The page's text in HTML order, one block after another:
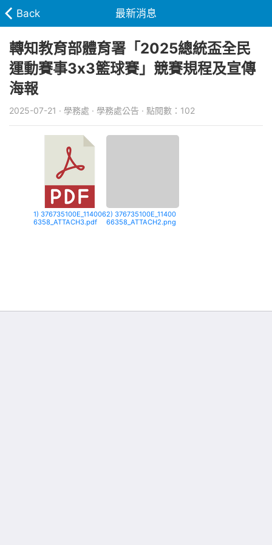
Back 最新消息
轉知教育部體育署「2025總統盃全民
運動賽事3x3籃球賽」競賽規程及宣傳
海報
2025-07-21 · 學務處 · 學務處公告 · 點閱數：102
1) 376735100E_114006
6358_ATTACH3.pdf
2) 376735100E_11400
66358_ATTACH2.png